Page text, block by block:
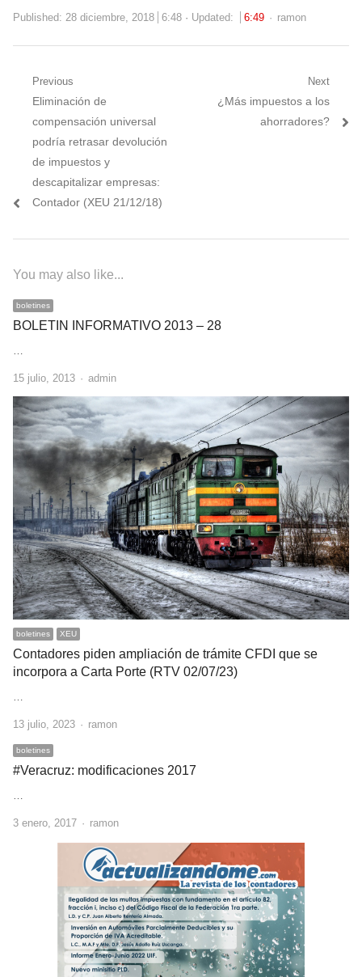
Published: 28 diciembre, 2018 6:48 Updated: 6:49 Author
ramon
Navegación
entradas
Previous
Previous
post:
Eliminación de
compensación universal
podría retrasar devolución
de impuestos y
descapitalizar empresas:
Contador (XEU 21/12/18)
Next
Next
¿Más impuestos a los
ahorradores?
You may also like...
boletines
BOLETIN INFORMATIVO 2013 – 28
15 julio, 2013 Author
admin
boletines XEU
Contadores piden ampliación de trámite CFDI que se
incorpora a Carta Porte (RTV 02/07/23)
13 julio, 2023 Author
ramon
boletines
#Veracruz: modificaciones 2017
3 enero, 2017 Author
ramon